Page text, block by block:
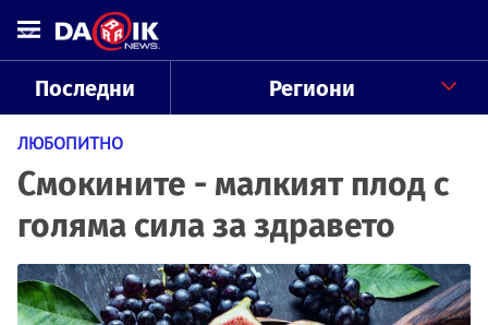
Последни Региони
ЛЮБОПИТНО
Смокините - малкият плод с
голяма сила за здравето